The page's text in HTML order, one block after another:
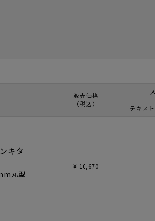
販売価格
（税込）
テキスト
キタ
丸型
¥ 10,670